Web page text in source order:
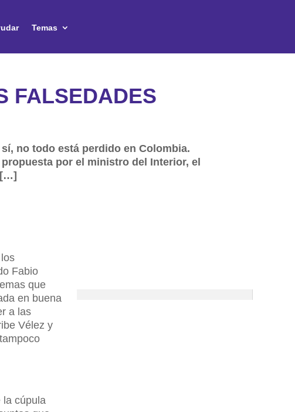
Temas
FALSEDADES
no todo está perdido en Colombia.
por el ministro del Interior, el
[…]
Fabio
que
en buena
a las
Vélez y
la cúpula